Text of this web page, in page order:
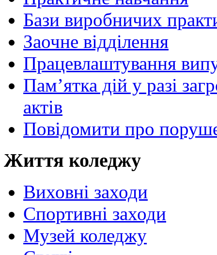
Бази виробничих
Заочне відділення
Працевлаштування
Пам’ятка дій у разі
актів
Повідомити про
Життя коледжу
Виховні заходи
Спортивні заходи
Музей коледжу